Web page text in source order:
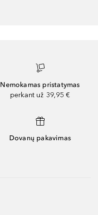
Nemokamas pristatymas
perkant už 39,95 €
Dovanų pakavimas